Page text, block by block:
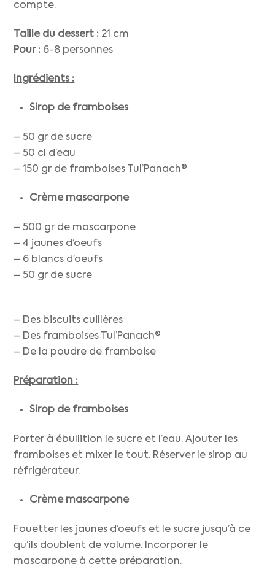
compte.
Taille du dessert : 21 cm
Pour : 6-8 personnes
Ingrédients :
Sirop de framboises
– 50 gr de sucre
– 50 cl d’eau
– 150 gr de framboises Tul’Panach®
Crème mascarpone
– 500 gr de mascarpone
– 4 jaunes d’oeufs
– 6 blancs d’oeufs
– 50 gr de sucre
– Des biscuits cuillères
– Des framboises Tul’Panach®
– De la poudre de framboise
Préparation :
Sirop de framboises
Porter à ébullition le sucre et l’eau. Ajouter les
framboises et mixer le tout. Réserver le sirop au
réfrigérateur.
Crème mascarpone
Fouetter les jaunes d’oeufs et le sucre jusqu’à ce
qu’ils doublent de volume. Incorporer le
mascarpone à cette préparation.